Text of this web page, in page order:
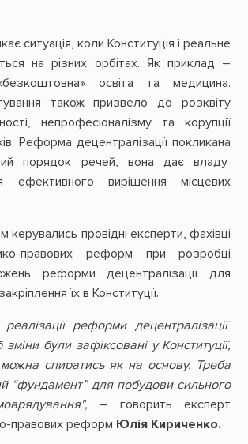
ситуація, коли Конституція і реальне
на різних орбітах. Як приклад –
освіта та медицина.
також призвело до розквіту
непрофесіоналізму та корупції
Реформа децентралізації покликана
порядок речей, вона дає владу
ефективного вирішення місцевих
керувались провідні експерти, фахівці
правових реформ при розробці
реформи децентралізації для
їх в Конституції.
реформи децентралізації
були зафіксовані у Конституції,
спиратись як на основу. Треба
“фундамент” для побудови сильного
– говорить експерт
правових реформ Юлія Кириченко.